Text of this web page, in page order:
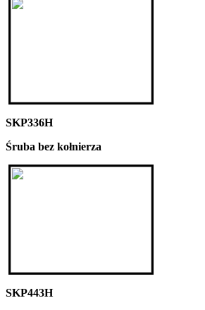
SKP336H
Śruba bez kołnierza
SKP443H